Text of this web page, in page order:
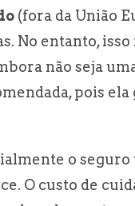
(fora da União
No entanto,
não seja
pois
o
O custo de